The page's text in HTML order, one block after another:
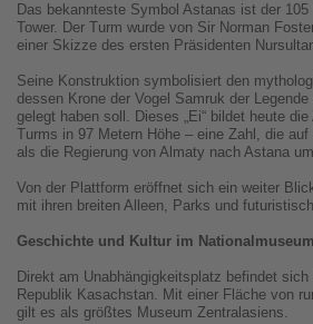
Das bekannteste Symbol Astanas ist der
Tower. Der Turm wurde von Sir Norman
einer Skizze des ersten Präsidenten
Seine Konstruktion symbolisiert den
dessen Krone der Vogel Samruk der
gelegt haben soll. Dieses „Ei“ bildet heute
Turms in 97 Metern Höhe – eine Zahl, die
als die Regierung von Almaty nach Astana
Von der Plattform eröffnet sich ein weiter
mit ihren breiten Alleen, Parks und
Geschichte und Kultur im Nationalmuseum
Direkt am Unabhängigkeitsplatz befindet
Republik Kasachstan. Mit einer Fläche von
gilt es als größtes Museum Zentralasiens.